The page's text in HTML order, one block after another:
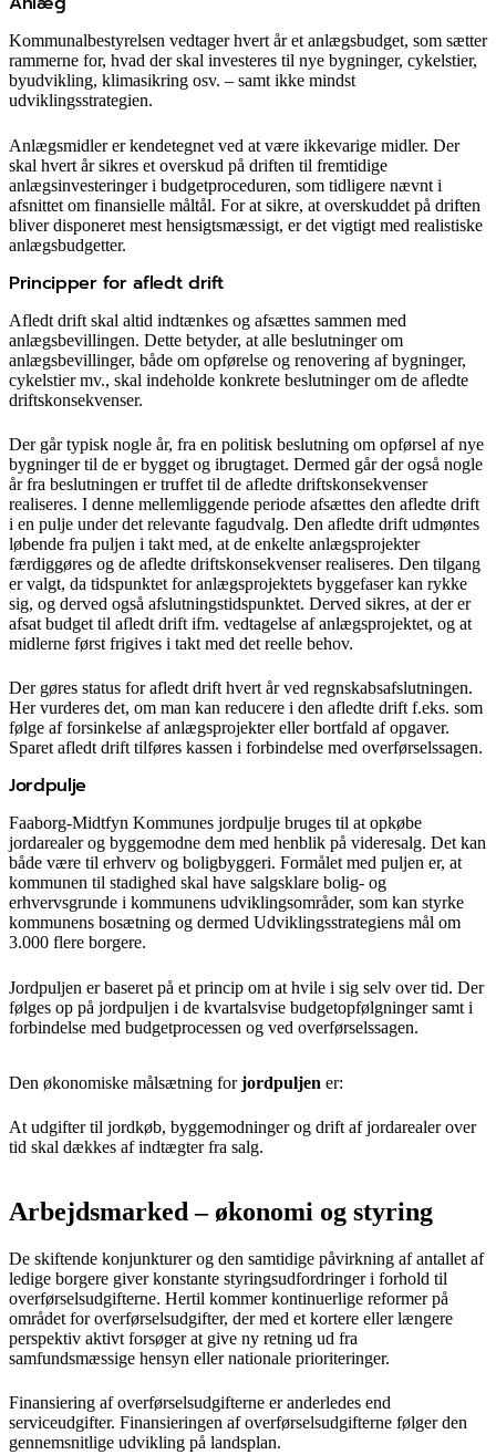
Kommunalbestyrelsen vedtager hvert år et anlægsbudget, som sætter
rammerne for, hvad der skal investeres til nye bygninger, cykelstier,
byudvikling, klimasikring osv. – samt ikke mindst
udviklingsstrategien.
Anlægsmidler er kendetegnet ved at være ikkevarige midler. Der
skal hvert år sikres et overskud på driften til fremtidige
anlægsinvesteringer i budgetproceduren, som tidligere nævnt i
afsnittet om finansielle måltål. For at sikre, at overskuddet på driften
bliver disponeret mest hensigtsmæssigt, er det vigtigt med realistiske
anlægsbudgetter.
Principper for afledt drift
Afledt drift skal altid indtænkes og afsættes sammen med
anlægsbevillingen. Dette betyder, at alle beslutninger om
anlægsbevillinger, både om opførelse og renovering af bygninger,
cykelstier mv., skal indeholde konkrete beslutninger om de afledte
driftskonsekvenser.
Der går typisk nogle år, fra en politisk beslutning om opførsel af nye
bygninger til de er bygget og ibrugtaget. Dermed går der også nogle
år fra beslutningen er truffet til de afledte driftskonsekvenser
realiseres. I denne mellemliggende periode afsættes den afledte drift
i en pulje under det relevante fagudvalg. Den afledte drift udmøntes
løbende fra puljen i takt med, at de enkelte anlægsprojekter
færdiggøres og de afledte driftskonsekvenser realiseres. Den tilgang
er valgt, da tidspunktet for anlægsprojektets byggefaser kan rykke
sig, og derved også afslutningstidspunktet. Derved sikres, at der er
afsat budget til afledt drift ifm. vedtagelse af anlægsprojektet, og at
midlerne først frigives i takt med det reelle behov.
Der gøres status for afledt drift hvert år ved regnskabsafslutningen.
Her vurderes det, om man kan reducere i den afledte drift f.eks. som
følge af forsinkelse af anlægsprojekter eller bortfald af opgaver.
Sparet afledt drift tilføres kassen i forbindelse med overførselssagen.
Jordpulje
Faaborg-Midtfyn Kommunes jordpulje bruges til at opkøbe
jordarealer og byggemodne dem med henblik på videresalg. Det kan
både være til erhverv og boligbyggeri. Formålet med puljen er, at
kommunen til stadighed skal have salgsklare bolig- og
erhvervsgrunde i kommunens udviklingsområder, som kan styrke
kommunens bosætning og dermed Udviklingsstrategiens mål om
3.000 flere borgere.
Jordpuljen er baseret på et princip om at hvile i sig selv over tid. Der
følges op på jordpuljen i de kvartalsvise budgetopfølgninger samt i
forbindelse med budgetprocessen og ved overførselssagen.
Den økonomiske målsætning forjordpuljen er:
At udgifter til jordkøb, byggemodninger og drift af jordarealer over
tid skal dækkes af indtægter fra salg.
Arbejdsmarked – økonomi og styring
De skiftende konjunkturer og den samtidige påvirkning af antallet af
ledige borgere giver konstante styringsudfordringer i forhold til
overførselsudgifterne. Hertil kommer kontinuerlige reformer på
området for overførselsudgifter, der med et kortere eller længere
perspektiv aktivt forsøger at give ny retning ud fra
samfundsmæssige hensyn eller nationale prioriteringer.
Finansiering af overførselsudgifterne er anderledes end
serviceudgifter. Finansieringen af overførselsudgifterne følger den
gennemsnitlige udvikling på landsplan.